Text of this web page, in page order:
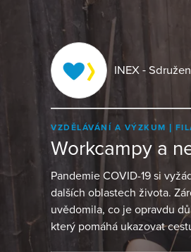
INEX -
VZDĚLÁVÁNÍ A VÝZKUM
Workcampy a
Pandemie COVID-19 si
dalších oblastech života.
uvědomila, co je opravdu
který pomáhá ukazovat